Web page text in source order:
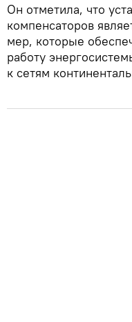
Он отметила, что
компенсаторов
мер, которые
работу
к сетям